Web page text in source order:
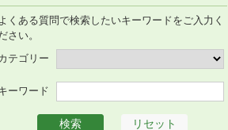
よくある質問で検索したいキーワードをご入力く
さい。
テゴリー
ーワード